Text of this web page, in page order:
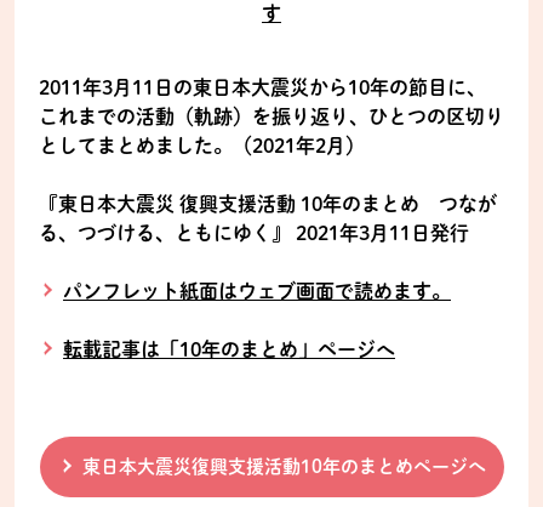
す
2011年3月11日の東日本大震災から10年の節目に、
これまでの活動（軌跡）を振り返り、ひとつの区切り
としてまとめました。（2021年2月）
『東日本大震災 復興支援活動 10年のまとめ つなが
る、つづける、ともにゆく』 2021年3月11日発行
パンフレット紙面はウェブ画面で読めます。
転載記事は「10年のまとめ」ページへ
東日本大震災復興支援活動10年のまとめページへ